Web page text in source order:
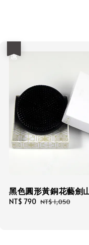
黑色圓形黃銅花藝劍
Sale
NT$ 790 Regular
NT$ 1,050